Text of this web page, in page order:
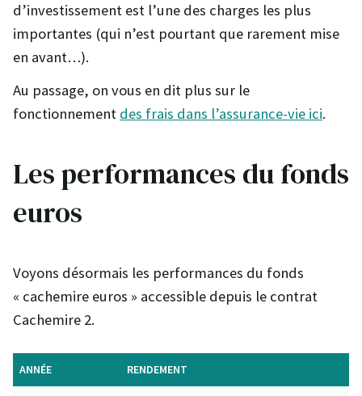
d’investissement est l’une des charges les plus
importantes (qui n’est pourtant que rarement mise
en avant…).
Au passage, on vous en dit plus sur le
fonctionnement des frais dans l’assurance-vie ici.
Les performances du fonds
euros
Voyons désormais les performances du fonds
« cachemire euros » accessible depuis le contrat
Cachemire 2.
ANNÉE RENDEMENT